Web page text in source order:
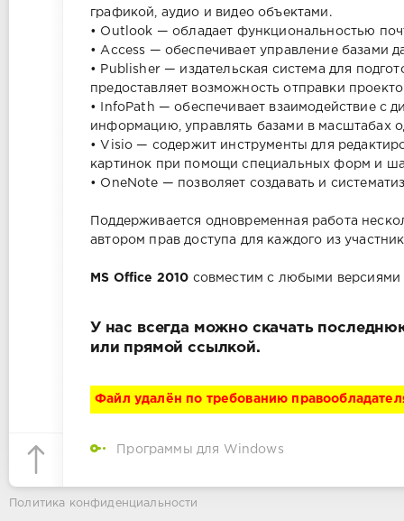
графикой, аудио и видео объектами.
• Outlook — обладает функциональностью
• Access — обеспечивает управление
• Publisher — издательская система для
предоставляет возможность отправки
• InfoPath — обеспечивает взаимодействие с
информацию, управлять базами в масштабах
• Visio — содержит инструменты для
картинок при помощи специальных форм и
• OneNote — позволяет создавать и
Поддерживается одновременная работа
автором прав доступа для каждого из
MS Office 2010 совместим с любыми
У нас всегда можно скачать
или прямой ссылкой.
Файл удалён по требованию
Программы для Windows
Политика конфиденциальности